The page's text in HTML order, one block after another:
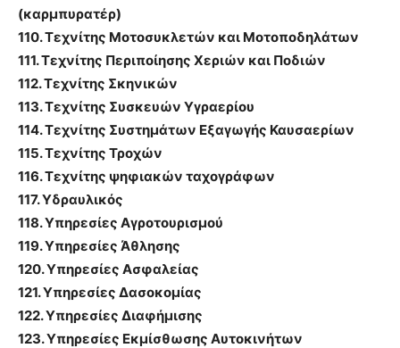
(καρμπυρατέρ)
110. Τεχνίτης Μοτοσυκλετών και Μοτοποδηλάτων
111. Τεχνίτης Περιποίησης Χεριών και Ποδιών
112. Τεχνίτης Σκηνικών
113. Τεχνίτης Συσκευών Υγραερίου
114. Τεχνίτης Συστημάτων Εξαγωγής Καυσαερίων
115. Τεχνίτης Τροχών
116. Τεχνίτης ψηφιακών ταχογράφων
117. Υδραυλικός
118. Υπηρεσίες Αγροτουρισμού
119. Υπηρεσίες Άθλησης
120. Υπηρεσίες Ασφαλείας
121. Υπηρεσίες Δασοκομίας
122. Υπηρεσίες Διαφήμισης
123. Υπηρεσίες Εκμίσθωσης Αυτοκινήτων